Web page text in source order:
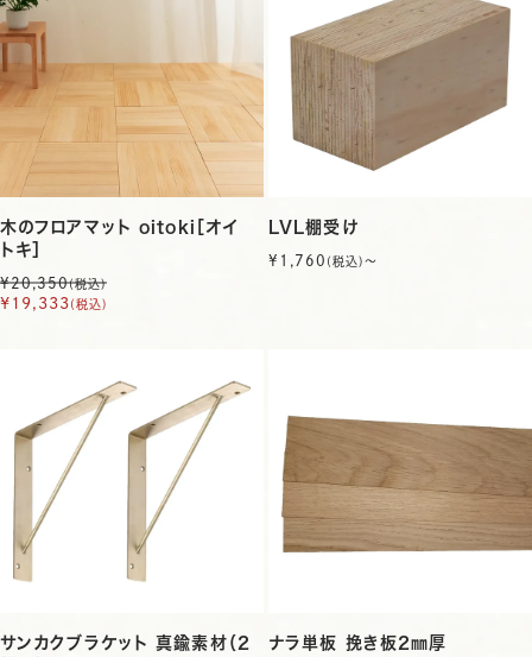
木のフロアマット oitoki［オイ
トキ］
¥20,350(税込)
¥19,333 (税込)
LVL棚受け
¥1,760 (税込)〜
サンカクブラケット 真鍮素材（2
ナラ単板 挽き板2㎜厚